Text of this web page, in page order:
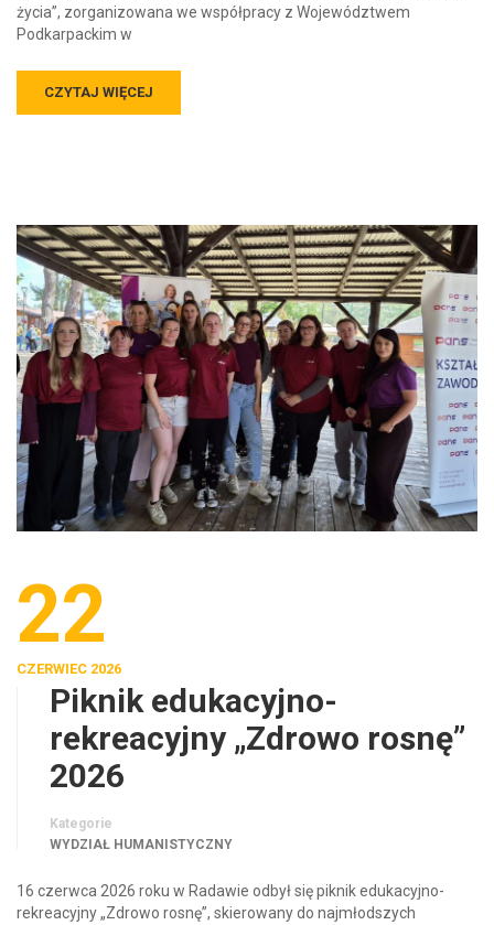
życia”, zorganizowana we współpracy z Województwem
Podkarpackim w
CZYTAJ WIĘCEJ
22
CZERWIEC 2026
Piknik edukacyjno-
rekreacyjny „Zdrowo rosnę”
2026
Kategorie
WYDZIAŁ HUMANISTYCZNY
16 czerwca 2026 roku w Radawie odbył się piknik edukacyjno-
rekreacyjny „Zdrowo rosnę”, skierowany do najmłodszych